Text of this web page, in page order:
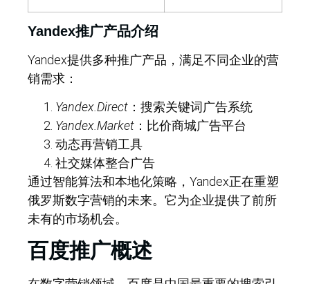
Yandex推广产品介绍
Yandex提供多种推广产品，满足不同企业的营
销需求：
Yandex.Direct ：搜索关键词广告系统
Yandex.Market ：比价商城广告平台
动态再营销工具
社交媒体整合广告
通过智能算法和本地化策略，Yandex正在重塑
俄罗斯数字营销的未来。它为企业提供了前所
未有的市场机会。
百度推广概述